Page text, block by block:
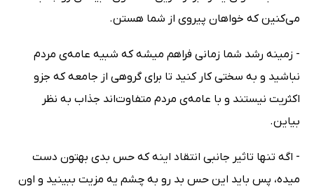
می‌کنین که خواهان پیروی از شما هستن.
- زمینه رشد شما زمانی فراهم میشه که شبیه عامه‌ی مردم
نباشید و به سختی کار کنید تا برای گروهی از جامعه که جزو
اکثریت نیستند و با عامه‌ی مردم متفاوت‌اند جذاب به نظر
بیاین.
- اگه تنها تاثیر جانبی انتقاد اینه که حس بدی بهتون دست
میده، پس باید این حس بد رو به چشم یه مزیت ببینید و اون